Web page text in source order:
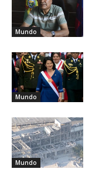
Mundo
Mundo
Mundo